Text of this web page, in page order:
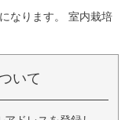
なります。 室内栽培
いて